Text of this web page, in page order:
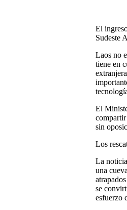
El
Sudeste
Laos no
tiene en
El
sin
Los
La
una
se
esfuerzo